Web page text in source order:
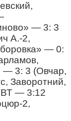
— 3: 3
А.-2,
— 0:
— 3: 3 (Овчар,
Заворотний,
— 3:12
2,